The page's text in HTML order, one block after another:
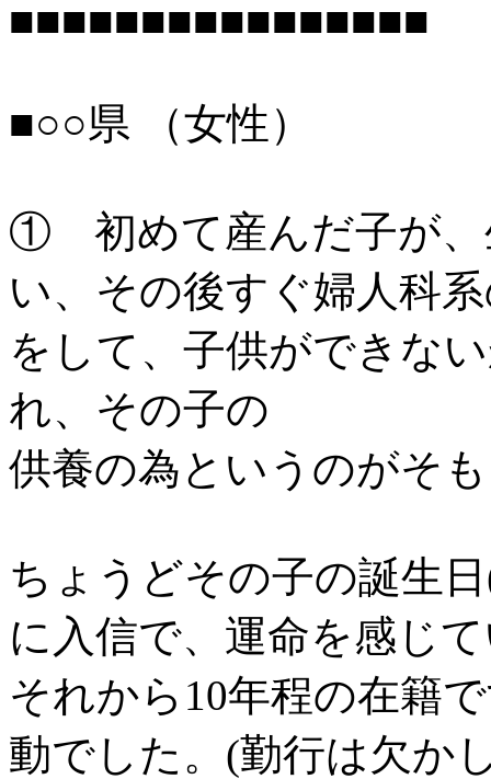
■■■■■■■■■■■■■■■■
■○○県 （女性）
① 初めて産んだ子が、
い、その後すぐ婦人科
をして、子供ができな
れ、その子の
供養の為というのがそ
ちょうどその子の誕生
に入信で、運命を感じ
それから10年程の在籍
動でした。(勤行は欠か